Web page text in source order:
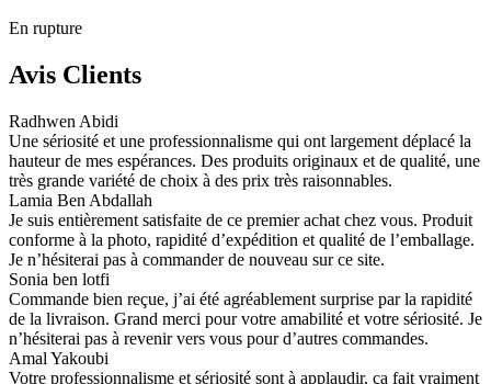
En rupture
Avis Clients
Radhwen Abidi
Une sériosité et une professionnalisme qui ont largement déplacé la
hauteur de mes espérances. Des produits originaux et de qualité, une
très grande variété de choix à des prix très raisonnables.
Lamia Ben Abdallah
Je suis entièrement satisfaite de ce premier achat chez vous. Produit
conforme à la photo, rapidité d’expédition et qualité de l’emballage.
Je n’hésiterai pas à commander de nouveau sur ce site.
Sonia ben lotfi
Commande bien reçue, j’ai été agréablement surprise par la rapidité
de la livraison. Grand merci pour votre amabilité et votre sériosité. Je
n’hésiterai pas à revenir vers vous pour d’autres commandes.
Amal Yakoubi
Votre professionnalisme et sériosité sont à applaudir, ça fait vraiment